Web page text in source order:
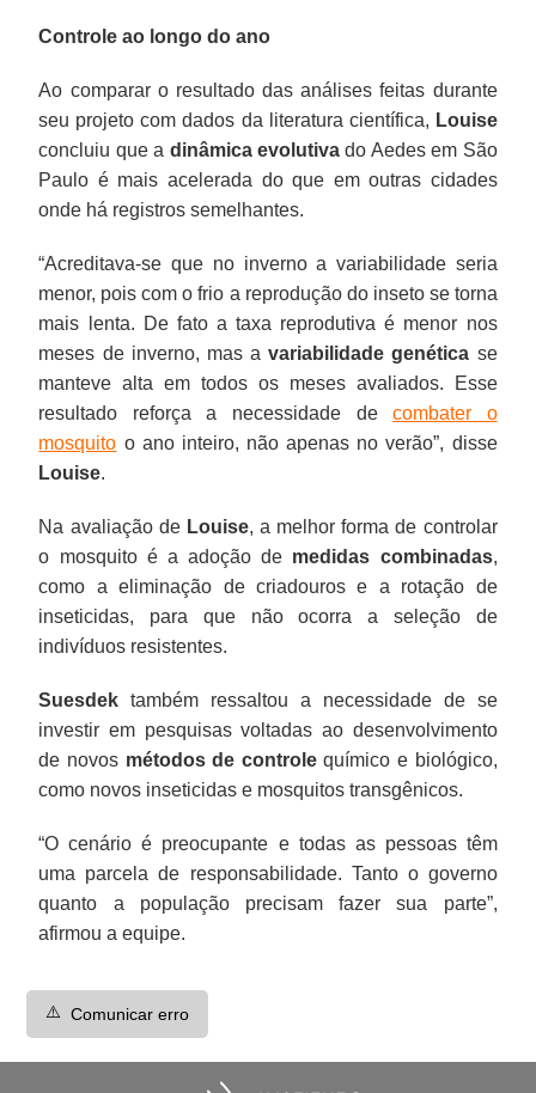
Controle ao longo do ano
Ao comparar o resultado das análises feitas durante
seu projeto com dados da literatura científica, Louise
concluiu que a dinâmica evolutiva do Aedes em São
Paulo é mais acelerada do que em outras cidades
onde há registros semelhantes.
“Acreditava-se que no inverno a variabilidade seria
menor, pois com o frio a reprodução do inseto se torna
mais lenta. De fato a taxa reprodutiva é menor nos
meses de inverno, mas avariabilidade genética se
manteve alta em todos os meses avaliados. Esse
resultado reforça a necessidade decombater o
mosquito o ano inteiro, não apenas no verão”, disse
Louise.
Na avaliação deLouise, a melhor forma de controlar
o mosquito é a adoção de medidas combinadas,
como a eliminação de criadouros e a rotação de
inseticidas, para que não ocorra a seleção de
indivíduos resistentes.
Suesdek também ressaltou a necessidade de se
investir em pesquisas voltadas ao desenvolvimento
de novos métodos de controlequímico e biológico,
como novos inseticidas e mosquitos transgênicos.
“O cenário é preocupante e todas as pessoas têm
uma parcela de responsabilidade. Tanto o governo
quanto a população precisam fazer sua parte”,
afirmou a equipe.
⚠️ Comunicar erro